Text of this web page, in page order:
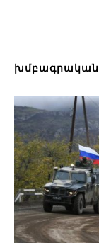
խմբագրական